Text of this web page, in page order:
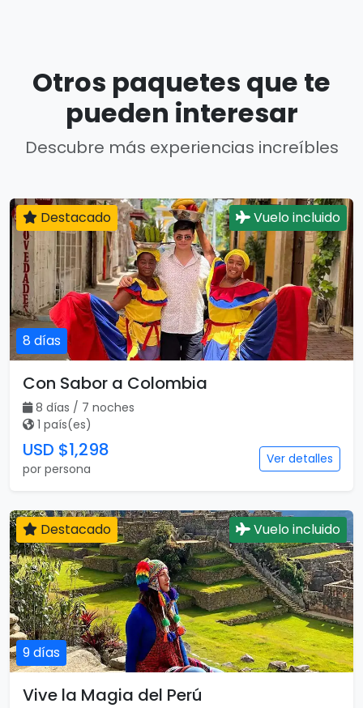
Otros paquetes que te
pueden interesar
Descubre más experiencias increíbles
8 días
Destacado Vuelo incluido
Con Sabor a Colombia
8 días / 7 noches
1 país(es)
USD $1,298
por persona
Ver detalles
9 días
Destacado Vuelo incluido
Vive la Magia del Perú